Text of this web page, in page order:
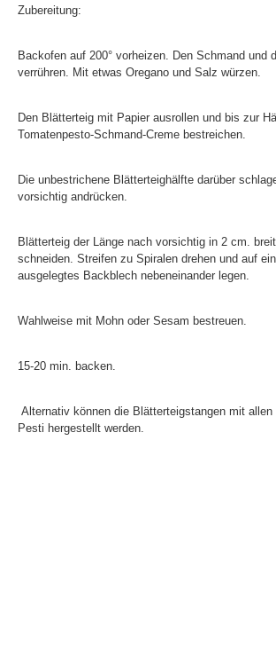
Zubereitung:
Backofen auf 200° vorheizen. Den Schmand und
verrühren. Mit etwas Oregano und Salz würzen.
Den Blätterteig mit Papier ausrollen und bis zur
Tomatenpesto-Schmand-Creme bestreichen.
Die unbestrichene Blätterteighälfte darüber
vorsichtig andrücken.
Blätterteig der Länge nach vorsichtig in 2 cm.
schneiden. Streifen zu Spiralen drehen und auf
ausgelegtes Backblech nebeneinander legen.
Wahlweise mit Mohn oder Sesam bestreuen.
15-20 min. backen.
Alternativ können die Blätterteigstangen mit allen
Pesti hergestellt werden.